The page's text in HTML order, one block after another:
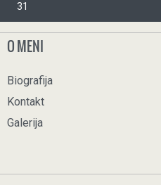
31
O MENI
Biografija
Kontakt
Galerija